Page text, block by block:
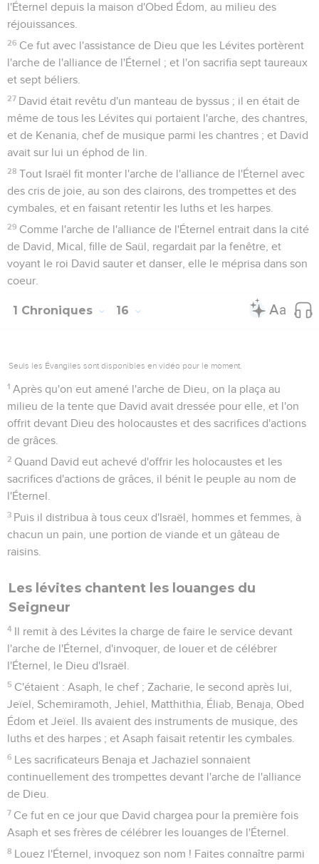
l'Éternel depuis la maison d'Obed Édom, au milieu des
réjouissances.
26 Ce fut avec l'assistance de Dieu que les Lévites portèrent
l'arche de l'alliance de l'Éternel ; et l'on sacrifia sept taureaux
et sept béliers.
27 David était revêtu d'un manteau de byssus ; il en était de
même de tous les Lévites qui portaient l'arche, des chantres,
et de Kenania, chef de musique parmi les chantres ; et David
avait sur lui un éphod de lin.
28 Tout Israël fit monter l'arche de l'alliance de l'Éternel avec
des cris de joie, au son des clairons, des trompettes et des
cymbales, et en faisant retentir les luths et les harpes.
29 Comme l'arche de l'alliance de l'Éternel entrait dans la cité
de David, Mical, fille de Saül, regardait par la fenêtre, et
voyant le roi David sauter et danser, elle le méprisa dans son
coeur.
1 Chroniques 16
Seuls les Évangiles sont disponibles en vidéo pour le moment.
1 Après qu'on eut amené l'arche de Dieu, on la plaça au
milieu de la tente que David avait dressée pour elle, et l'on
offrit devant Dieu des holocaustes et des sacrifices d'actions
de grâces.
2 Quand David eut achevé d'offrir les holocaustes et les
sacrifices d'actions de grâces, il bénit le peuple au nom de
l'Éternel.
3 Puis il distribua à tous ceux d'Israël, hommes et femmes, à
chacun un pain, une portion de viande et un gâteau de
raisins.
Les lévites chantent les louanges du
Seigneur
4 Il remit à des Lévites la charge de faire le service devant
l'arche de l'Éternel, d'invoquer, de louer et de célébrer
l'Éternel, le Dieu d'Israël.
5 C'étaient : Asaph, le chef ; Zacharie, le second après lui,
Jeïel, Schemiramoth, Jehiel, Matthithia, Éliab, Benaja, Obed
Édom et Jeïel. Ils avaient des instruments de musique, des
luths et des harpes ; et Asaph faisait retentir les cymbales.
6 Les sacrificateurs Benaja et Jachaziel sonnaient
continuellement des trompettes devant l'arche de l'alliance
de Dieu.
7 Ce fut en ce jour que David chargea pour la première fois
Asaph et ses frères de célébrer les louanges de l'Éternel.
8 Louez l'Éternel, invoquez son nom ! Faites connaître parmi